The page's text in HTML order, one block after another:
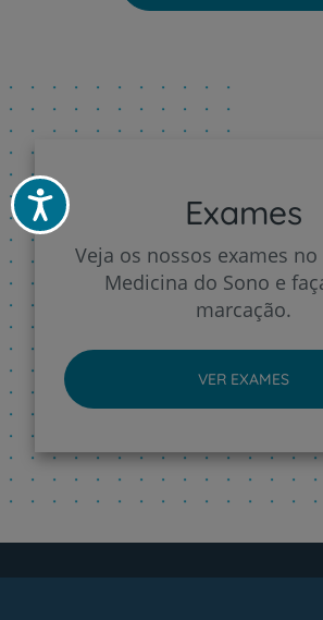
Acessibilidade Exames
Veja os nossos exames
Medicina do Sono e
marcação.
VER EXAMES